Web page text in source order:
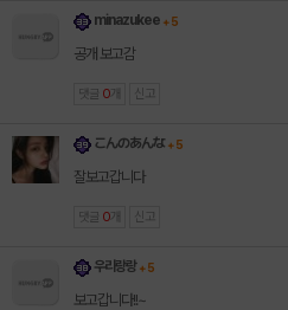
minazukee + 5
공개 보고감
댓글 0 개 신고
こんのあんな + 5
잘보고갑니다
댓글 0 개 신고
우리랑랑 + 5
보고갑니다!!~